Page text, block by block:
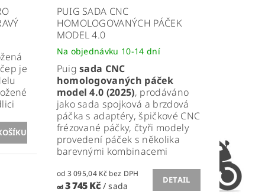
je
PUIG SADA CNC
HOMOLOGOVANÝCH PÁČEK
MODEL 4.0
Na objednávku 10-14 dní
Puigsada CNC
homologovaných páček
model 4.0 (2025), prodáváno
jako sada spojková a brzdová
páčka s adaptéry, špičkové CNC
frézované páčky, čtyři modely
provedení páček s několika
barevnými kombinacemi
od 3 095,04 Kč bez DPH
od3 745 Kč / sada
DETAIL